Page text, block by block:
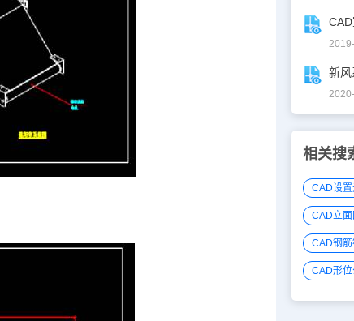
新风
相关搜
CAD设
CAD立
CAD钢筋
CAD形